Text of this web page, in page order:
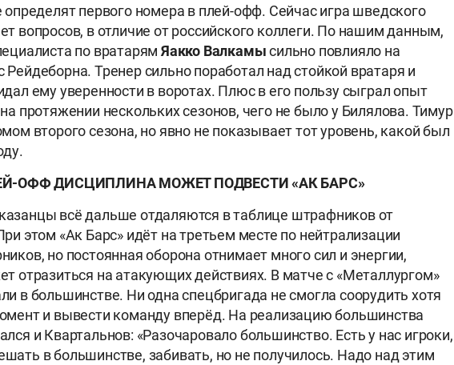
первого номера в плей-офф. Сейчас игра шведского
вопросов, в отличие от российского коллеги. По нашим данным,
по вратарям Яакко Валкамысильно повлияло на
Тренер сильно поработал над стойкой вратаря и
ему уверенности в воротах. Плюс в его пользу сыграл опыт
протяжении нескольких сезонов, чего не было у Билялова. Тимур
второго сезона, но явно не показывает тот уровень, какой был
ОФФ ДИСЦИПЛИНА МОЖЕТ ПОДВЕСТИ «АК БАРС»
всё дальше отдаляются в таблице штрафников от
этом «Ак Барс» идёт на третьем месте по нейтрализации
но постоянная оборона отнимает много сил и энергии,
отразиться на атакующих действиях. В матче с «Металлургом»
в большинстве. Ни одна спецбригада не смогла соорудить хотя
и вывести команду вперёд. На реализацию большинства
и Квартальнов: «Разочаровало большинство. Есть у нас игроки,
в большинстве, забивать, но не получилось. Надо над этим